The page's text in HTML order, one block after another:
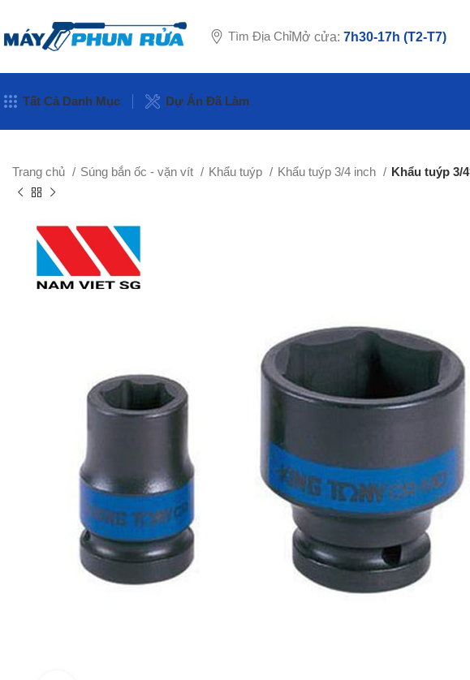
Tìm Địa ChỉMở cửa: 7h30-17h (T2-T7)
Tất Cả Danh Mục Dự Án Đã Làm
Trang chủ Súng bắn ốc - vặn vít Khẩu tuýp Khẩu tuýp 3/4 inch Khẩu tuýp 3/